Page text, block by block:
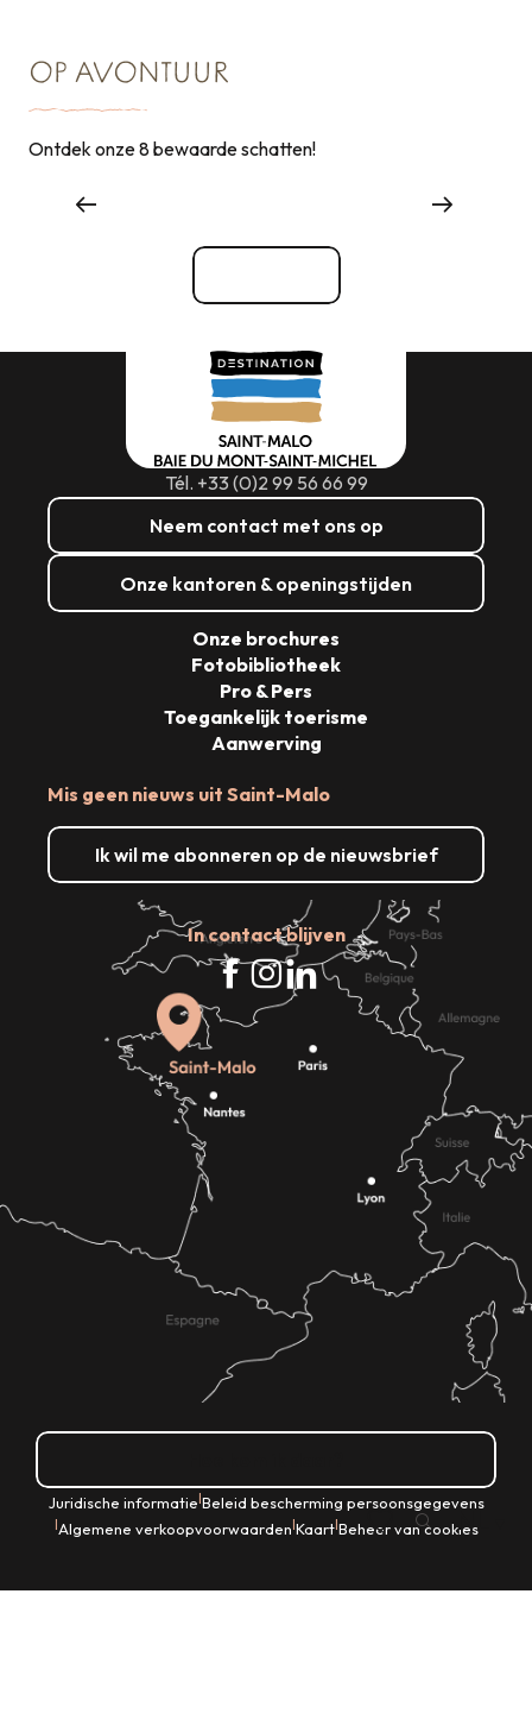
NL
OP AVONTUUR
Ontdek onze 8 bewaarde schatten!
Tél. +33 (0)2 99 56 66 99
Neem contact met ons op
Onze kantoren & openingstijden
Mis geen nieuws uit Saint-Malo
Ik wil me abonneren op de nieuwsbrief
In contact blijven
Onze brochures
Fotobibliotheek
Pro & Pers
Toegankelijk toerisme
Aanwerving
Juridische informatie|Beleid bescherming persoonsgegevens
|Algemene verkoopvoorwaarden|Kaart|Beheer van cookies